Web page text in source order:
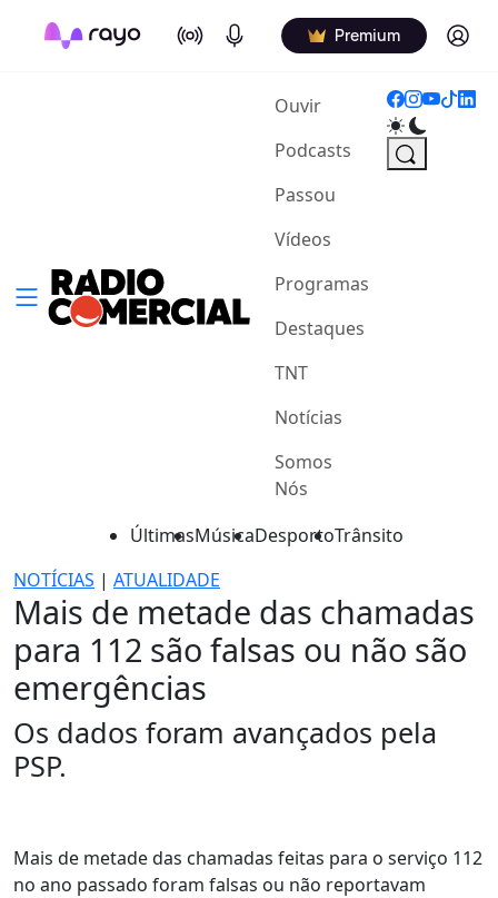
On Air Podcasts Premium Log in
Ouvir(current)
Podcasts
Passou
Vídeos
Programas
Destaques
TNT
Notícias
Somos
Nós
ÚltimasMúsicaDesportoTrânsito
NOTÍCIAS | ATUALIDADE
Mais de metade das chamadas
para 112 são falsas ou não são
emergências
Os dados foram avançados pela
PSP.
Mais de metade das chamadas feitas para o serviço 112
no ano passado foram falsas ou não reportavam